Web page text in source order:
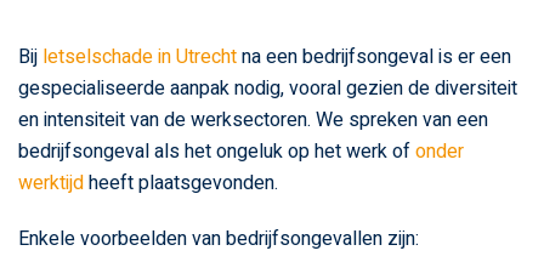
Bij letselschade in Utrechtna een bedrijfsongeval is er een
gespecialiseerde aanpak nodig, vooral gezien de diversiteit
en intensiteit van de werksectoren. We spreken van een
bedrijfsongeval als het ongeluk op het werk ofonder
werktijdheeft plaatsgevonden.
Enkele voorbeelden van bedrijfsongevallen zijn: